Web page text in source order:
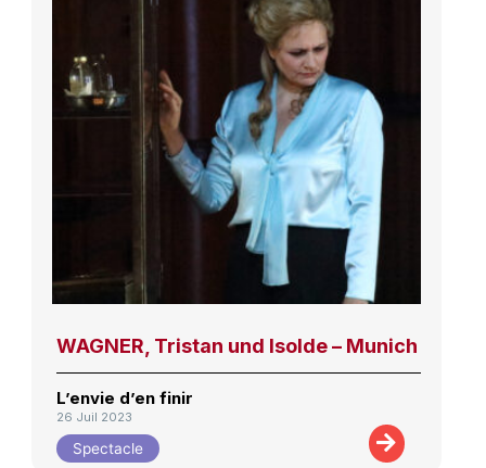
WAGNER, Tristan und Isolde – Munich
L’envie d’en finir
26 Juil 2023
Spectacle